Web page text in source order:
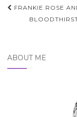
d'article
FRANKIE ROSE
ABOUT ME